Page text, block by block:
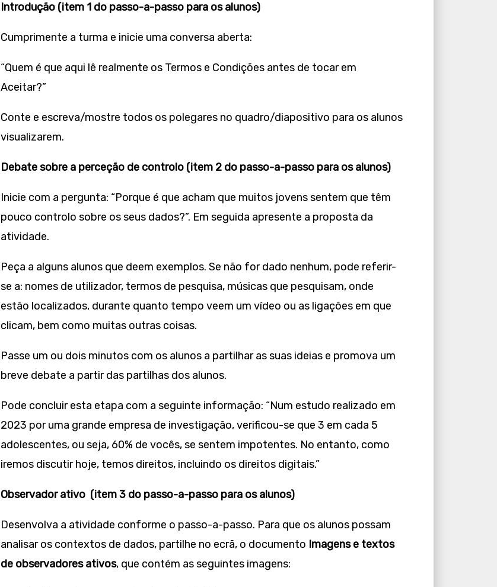
Introdução (item 1 do passo-a-passo para os alunos)
Cumprimente a turma e inicie uma conversa aberta:
“Quem é que aqui lê realmente os Termos e Condições antes de tocar em
Aceitar?”
Conte e escreva/mostre todos os polegares no quadro/diapositivo para os alunos
visualizarem.
Debate sobre a perceção de controlo (item 2 do passo-a-passo para os alunos)
Inicie com a pergunta: “Porque é que acham que muitos jovens sentem que têm
pouco controlo sobre os seus dados?”. Em seguida apresente a proposta da
atividade.
Peça a alguns alunos que deem exemplos. Se não for dado nenhum, pode referir-
se a: nomes de utilizador, termos de pesquisa, músicas que pesquisam, onde
estão localizados, durante quanto tempo veem um vídeo ou as ligações em que
clicam, bem como muitas outras coisas.
Passe um ou dois minutos com os alunos a partilhar as suas ideias e promova um
breve debate a partir das partilhas dos alunos.
Pode concluir esta etapa com a seguinte informação: “Num estudo realizado em
2023 por uma grande empresa de investigação, verificou-se que 3 em cada 5
adolescentes, ou seja, 60% de vocês, se sentem impotentes. No entanto, como
iremos discutir hoje, temos direitos, incluindo os direitos digitais.”
Observador ativo (item 3 do passo-a-passo para os alunos)
Desenvolva a atividade conforme o passo-a-passo. Para que os alunos possam
analisar os contextos de dados, partilhe no ecrã, o documento Imagens e textos
de observadores ativos, que contém as seguintes imagens: